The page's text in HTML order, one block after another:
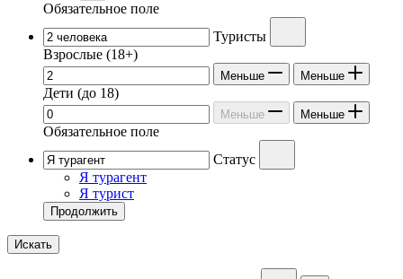
Обязательное поле
Туристы
Взрослые (18+)
Меньше Меньше
Дети (до 18)
Меньше Меньше
Обязательное поле
Статус
Я турагент
Я турист
Продолжить
Искать